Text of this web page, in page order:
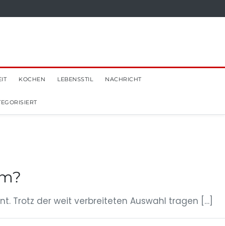
KOCHEN LEBENSSTIL NACHRICHT
Trotz der weit verbreiteten Auswahl tragen […]